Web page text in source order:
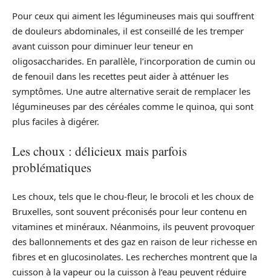
Pour ceux qui aiment les légumineuses mais qui souffrent
de douleurs abdominales, il est conseillé de les tremper
avant cuisson pour diminuer leur teneur en
oligosaccharides. En parallèle, l’incorporation de cumin ou
de fenouil dans les recettes peut aider à atténuer les
symptômes. Une autre alternative serait de remplacer les
légumineuses par des céréales comme le quinoa, qui sont
plus faciles à digérer.
Les choux : délicieux mais parfois
problématiques
Les choux, tels que le chou-fleur, le brocoli et les choux de
Bruxelles, sont souvent préconisés pour leur contenu en
vitamines et minéraux. Néanmoins, ils peuvent provoquer
des ballonnements et des gaz en raison de leur richesse en
fibres et en glucosinolates. Les recherches montrent que la
cuisson à la vapeur ou la cuisson à l’eau peuvent réduire